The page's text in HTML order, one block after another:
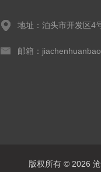
地址：泊头市开发区4
邮箱：
版权所有 © 2026